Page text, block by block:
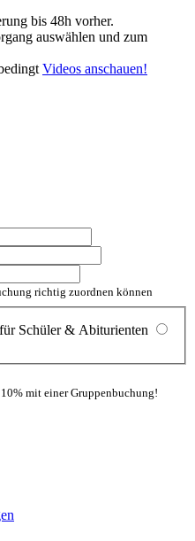
bis 48h vorher.
auswählen und zum
Videos anschauen!
richtig zuordnen können
Schüler & Abiturienten
mit einer Gruppenbuchung!